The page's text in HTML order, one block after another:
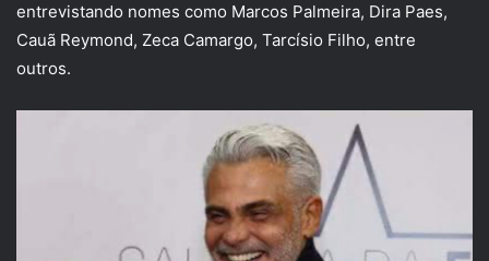
entrevistando nomes como Marcos Palmeira, Dira Paes,
Cauã Reymond, Zeca Camargo, Tarcísio Filho, entre
outros.